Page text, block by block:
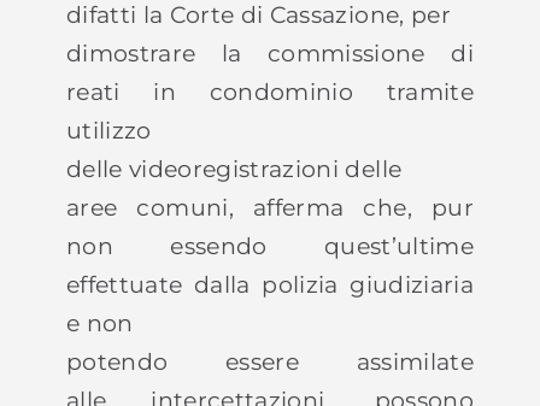
difatti la Corte di Cassazione, per
dimostrare la commissione di
reati in condominio tramite
utilizzo
delle videoregistrazioni delle
aree comuni, afferma che, pur
non essendo quest’ultime
effettuate dalla polizia giudiziaria
e non
potendo essere assimilate